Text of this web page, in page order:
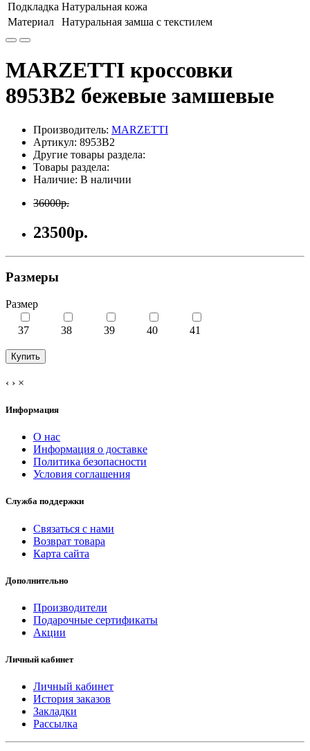
Подкладка Натуральная кожа
Материал
Натуральная замша с текстилем
MARZETTI кроссовки
8953B2 бежевые замшевые
Производитель: MARZETTI
Артикул: 8953B2
Другие товары раздела:
Товары раздела:
Наличие: В наличии
36000р.
23500р.
Размеры
Размер
37 38 39 40 41
Купить
‹ › ×
Информация
О нас
Информация о доставке
Политика безопасности
Условия соглашения
Служба поддержки
Связаться с нами
Возврат товара
Карта сайта
Дополнительно
Производители
Подарочные сертификаты
Акции
Личный кабинет
Личный кабинет
История заказов
Закладки
Рассылка